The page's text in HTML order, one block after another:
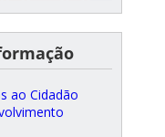
ao Cidadão